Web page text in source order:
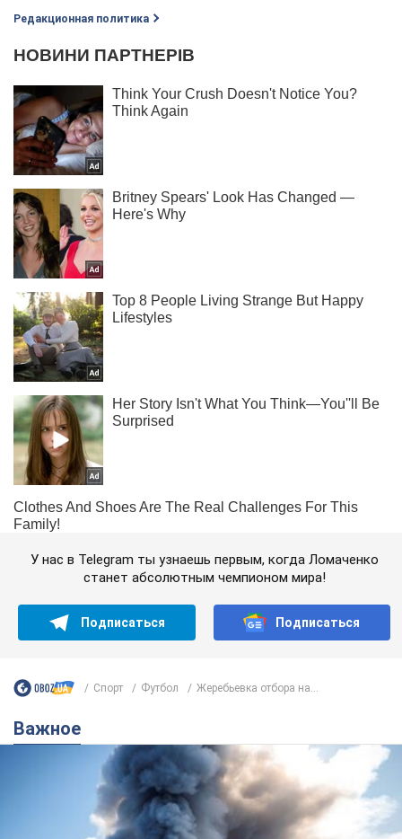
Редакционная политика
У нас в Telegram ты узнаешь первым, когда Ломаченко
станет абсолютным чемпионом мира!
Подписаться Подписаться
Спорт Футбол Жеребьевка отбора на...
Важное